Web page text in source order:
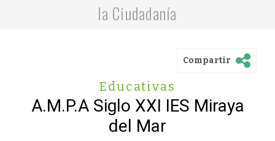
la Ciudadanía
Compartir
Educativas
A.M.P.A Siglo XXI IES Miraya
del Mar